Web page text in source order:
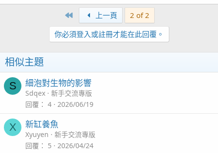
First 上一頁
2 of 2
你必須登入或註冊才能在此回覆。
相似主題
S 細泡對生物的影響
Sdqex
新手交流專版
回覆
4 2026/06/19
X 新缸養魚
Xyuyen
新手交流專版
回覆
5 2026/04/24